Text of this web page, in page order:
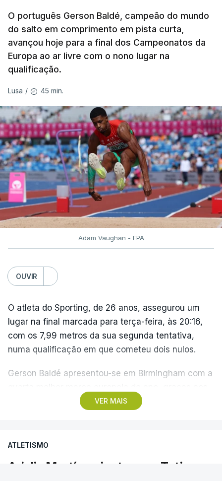
assegurou um dos 12 lugares na final, com os 17,62
do primeiro ensaio, que não conseguiu melhorar
nas outras duas tentativas (17,60 e 17,47).
Dongmo terminou a qualificação com a terceira
melhor marca, apenas atrás da alemã Yemisi
Jessica Schilder, que lançaram a 19,25 e 19
metros, respetivamente, enquanto Inchude foi
sexta.
TÓPICOS
Auriol Dongmo Jessica Inchude,Atletismo
O português Gerson Baldé, campeão do mundo
do salto em comprimento em pista curta,
avançou hoje para a final dos Campeonatos da
Europa ao ar livre com o nono lugar na
qualificação.
Lusa / 45 min.
Adam Vaughan - EPA
OUVIR
VER MAIS
O atleta do Sporting, de 26 anos, assegurou um
lugar na final marcada para terça-feira, às 20:16,
com os 7,99 metros da sua segunda tentativa,
numa qualificação em que cometeu dois nulos.
Gerson Baldé apresentou-se em Birmingham com a
8,46 metros alcançados em Torun2026, quando
conseguir melhorar os 7,73 do seu primeiro ensaio,
ATLETISMO
Arialis Martínez junta-se a Tatjana